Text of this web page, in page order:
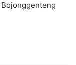
Bojonggenteng